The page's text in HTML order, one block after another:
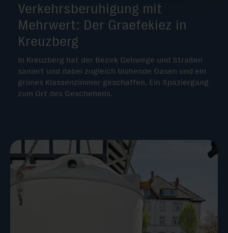
Verkehrsberuhigung mit
Mehrwert: Der Graefekiez in
Kreuzberg
In Kreuzberg hat der Bezirk Gehwege und Straßen
saniert und dabei zugleich blühende Oasen und ein
grünes Klassenzimmer geschaffen. Ein Spaziergang
zum Ort des Geschehens.